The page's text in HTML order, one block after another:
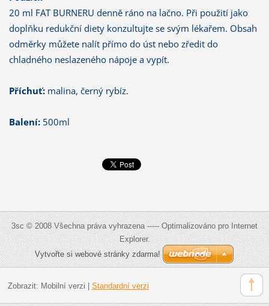
20 ml FAT BURNERU denně ráno na lačno. Při použití jako
doplňku redukční diety konzultujte se svým lékařem. Obsah
odměrky můžete nalít přímo do úst nebo zředit do
chladného neslazeného nápoje a vypít.
Příchuť:malina, černý rybíz.
Balení:500ml
3sc © 2008 Všechna práva vyhrazena ----- Optimalizováno pro Internet
Explorer.
Vytvořte si webové stránky zdarma!
Zobrazit: Mobilní verzi | Standardní verzi